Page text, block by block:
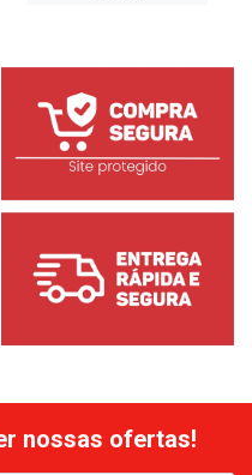
nossas ofertas!